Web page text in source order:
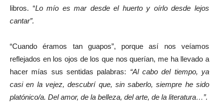
libros. “Lo mío es mar desde el huerto y oírlo desde lejos
cantar”.
“Cuando éramos tan guapos”, porque así nos veíamos
reflejados en los ojos de los que nos querían, me ha llevado a
hacer mías sus sentidas palabras: “Al cabo del tiempo, ya
casi en la vejez, descubrí que, sin saberlo, siempre he sido
platónico/a. Del amor, de la belleza, del arte, de la literatura…”.